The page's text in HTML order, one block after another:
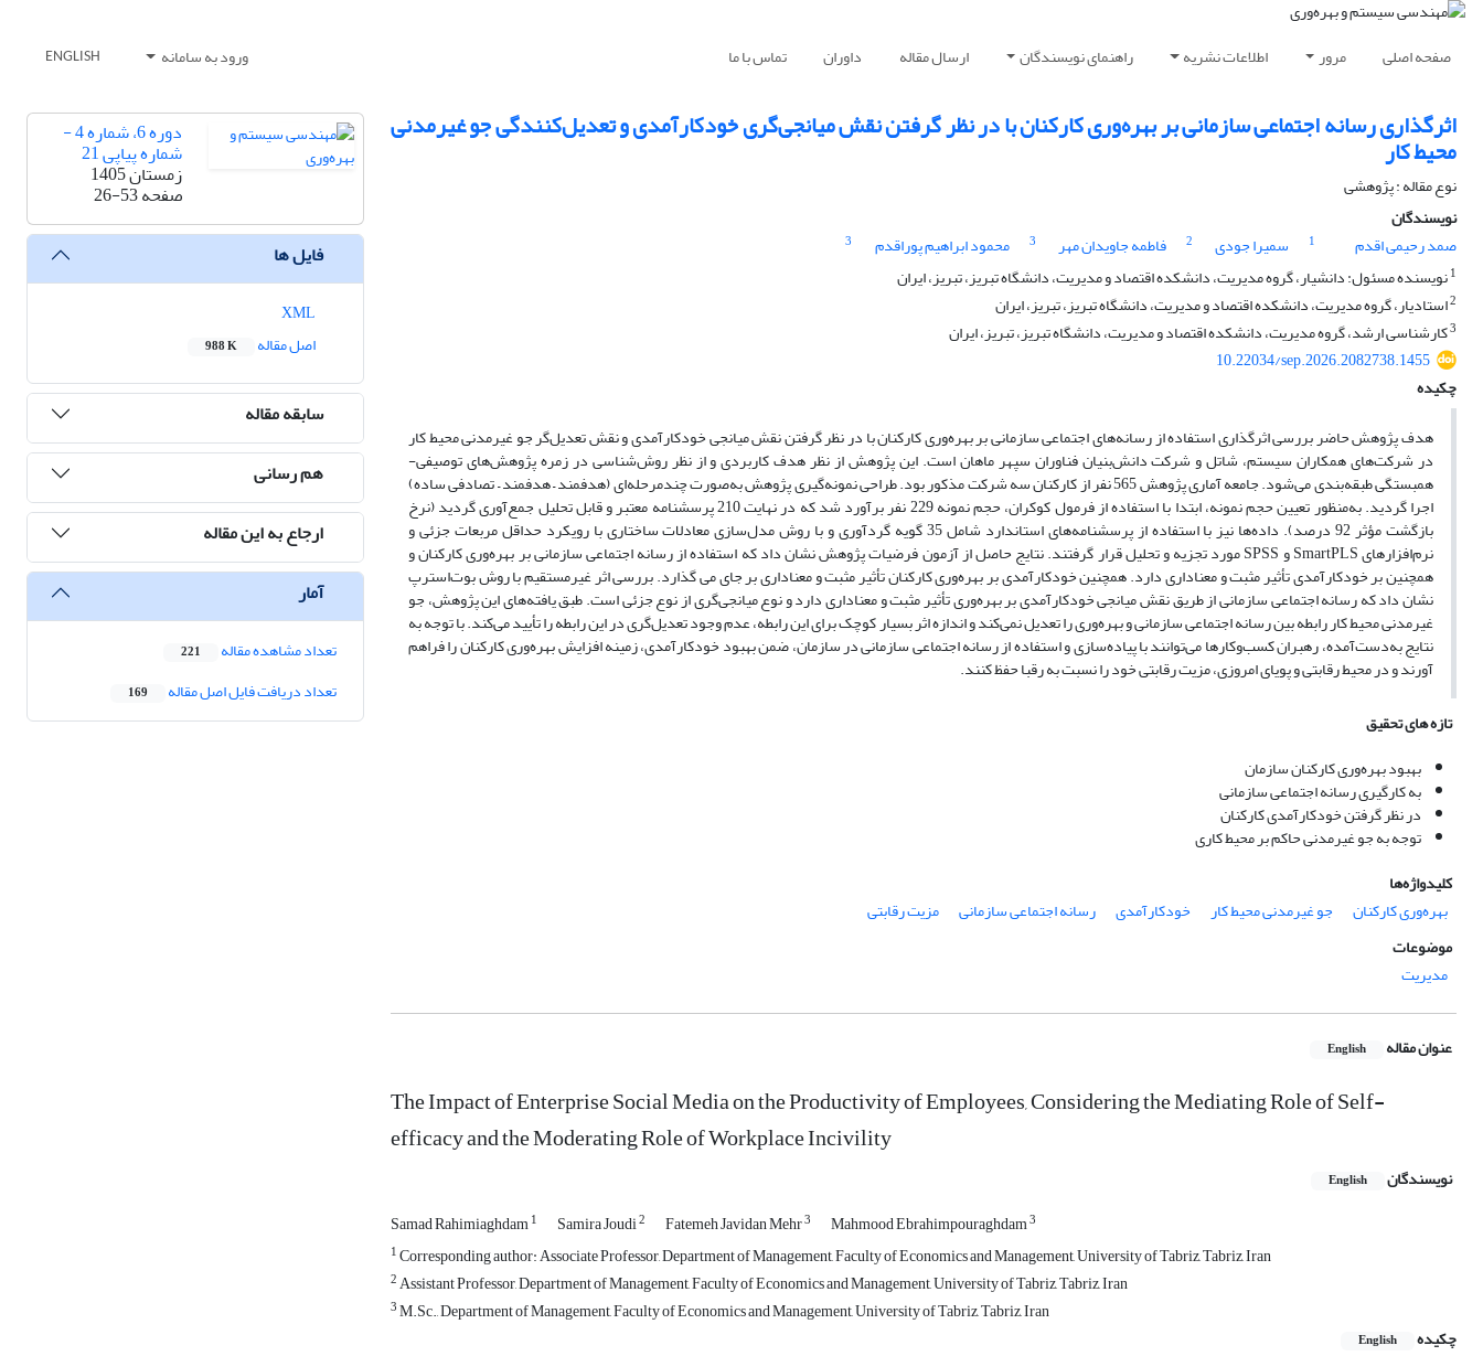
صفحه اصلی مرور اطلاعات نشریه راهنمای نویسندگان ارسال مقاله داوران تماس با ما ورود به سامانه ENGLISH
اثرگذاری رسانه اجتماعی سازمانی بر بهره‌وری کارکنان با در نظر گرفتن نقش میانجی‌گری خودکارآمدی و تعدیل‌کنندگی جو غیرمدنی
محیط کار
نوع مقاله : پژوهشی
نویسندگان
صمد رحیمی اقدم
1 سمیرا جودی 2 فاطمه جاویدان مهر 3 محمود ابراهیم پوراقدم
3
1نویسنده مسئول: دانشیار، گروه مدیریت، دانشکده اقتصاد و مدیریت، دانشگاه تبریز، تبریز، ایران
2استادیار، گروه مدیریت، دانشکده اقتصاد و مدیریت، دانشگاه تبریز، تبریز، ایران
3کارشناسی ارشد، گروه مدیریت، دانشکده اقتصاد و مدیریت، دانشگاه تبریز، تبریز، ایران
10.22034/sep.2026.2082738.1455
چکیده
هدف پژوهش حاضر بررسی اثرگذاری استفاده از رسانه‌های اجتماعی سازمانی بر بهره‌وری کارکنان با در نظر گرفتن نقش میانجی خودکارآمدی و نقش تعدیل‌گر جو غیرمدنی محیط کار
در شرکت‌های همکاران سیستم، شاتل و شرکت دانش‌بنیان فناوران سپهر ماهان است. این پژوهش از نظر هدف کاربردی و از نظر روش‌شناسی در زمره پژوهش‌های توصیفی-
همبستگی طبقه‌بندی می‌شود. جامعه آماری پژوهش 565 نفر از کارکنان سه شرکت مذکور بود. طراحی نمونه‌گیری پژوهش به‌صورت چندمرحله‌ای (هدفمند – هدفمند – تصادفی ساده)
اجرا گردید. به‌منظور تعیین حجم نمونه، ابتدا با استفاده از فرمول کوکران، حجم نمونه 229 نفر برآورد شد که در نهایت 210 پرسشنامه معتبر و قابل تحلیل جمع‌آوری گردید (نرخ
بازگشت مؤثر 92 درصد). داده‌ها نیز با استفاده از پرسشنامه‌های استاندارد شامل 35 گویه گردآوری و با روش مدل‌سازی معادلات ساختاری با رویکرد حداقل مربعات جزئی و
نرم‌افزارهای SmartPLS و SPSS مورد تجزیه و تحلیل قرار گرفتند. نتایج حاصل از آزمون فرضیات پژوهش نشان داد که استفاده از رسانه اجتماعی سازمانی بر بهره‌وری کارکنان و
همچنین بر خودکارآمدی تأثیر مثبت و معناداری دارد. همچنین خودکارآمدی بر بهره‌وری کارکنان تأثیر مثبت و معناداری بر جای می گذارد. بررسی اثر غیرمستقیم با روش بوت‌استرپ
نشان داد که رسانه اجتماعی سازمانی از طریق نقش میانجی خودکارآمدی بر بهره‌وری تأثیر مثبت و معناداری دارد و نوع میانجی‌گری از نوع جزئی است. طبق یافته‌های این پژوهش، جو
غیرمدنی محیط کار رابطه بین رسانه اجتماعی سازمانی و بهره‌وری را تعدیل نمی‌کند و اندازه اثر بسیار کوچک برای این رابطه، عدم وجود تعدیل‌گری در این رابطه را تأیید می‌کند. با توجه به
نتایج به‌دست‌آمده، رهبران کسب‌وکارها می‌توانند با پیاده‌سازی و استفاده از رسانه اجتماعی سازمانی در سازمان، ضمن بهبود خودکارآمدی، زمینه افزایش بهره‌وری کارکنان را فراهم
آورند و در محیط رقابتی و پویای امروزی، مزیت رقابتی خود را نسبت به رقبا حفظ کنند.
تازه های تحقیق
بهبود بهره‌وری کارکنان سازمان
به کارگیری رسانه اجتماعی سازمانی
در نظر گرفتن خودکارآمدی کارکنان
توجه به جو غیرمدنی حاکم بر محیط کاری
کلیدواژه‌ها
بهره‌وری کارکنان
جو غیرمدنی محیط کار خودکارآمدی رسانه اجتماعی سازمانی
مزیت رقابتی
موضوعات
مدیریت
عنوان مقاله English
The Impact of Enterprise Social Media on the Productivity of Employees, Considering the Mediating Role of Self-
efficacy and the Moderating Role of Workplace Incivility
نویسندگان English
Samad Rahimiaghdam1 Samira Joudi2 Fatemeh Javidan Mehr3 Mahmood Ebrahimpouraghdam3
1Corresponding author: Associate Professor, Department of Management, Faculty of Economics and Management, University of Tabriz, Tabriz, Iran
2Assistant Professor, Department of Management, Faculty of Economics and Management, University of Tabriz, Tabriz, Iran
3M.Sc., Department of Management, Faculty of Economics and Management, University of Tabriz, Tabriz, Iran
چکیده
English
دوره 6، شماره 4 -
شماره پیاپی 21
زمستان 1405
صفحه26-53
فایل ها
اصل مقاله
988 K
سابقه مقاله
هم رسانی
ارجاع به این مقاله
آمار
تعداد مشاهده مقاله 221
تعداد دریافت فایل اصل مقاله 169